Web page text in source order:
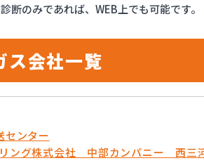
断のみであれば、WEB上でも可能です。
ス会社一覧
センター
ング株式会社 中部カンパニー 西三